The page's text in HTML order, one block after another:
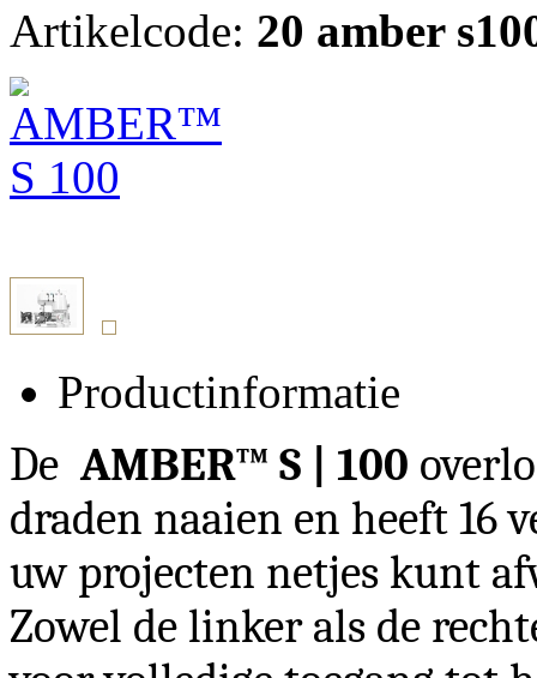
Artikelcode: 20 amber
Productinformatie
DeAMBER™ S | 100
draden naaien en heeft 16
uw projecten netjes kunt
Zowel de linker als de